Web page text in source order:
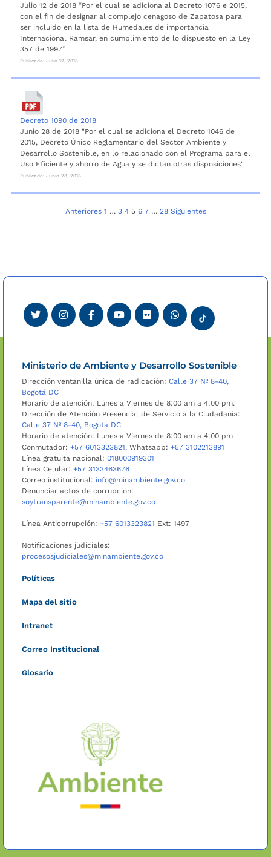
Julio 12 de 2018 “Por el cual se adiciona al Decreto 1076 e 2015,
con el fin de designar al complejo cenagoso de Zapatosa para
ser incluido en la lista de Humedales de importancia
Internacional Ramsar, en cumplimiento de lo dispuesto en la Ley
357 de 1997”
Publicado: Julio 12, 2018
Decreto 1090 de 2018
Junio 28 de 2018 "Por el cual se adiciona el Decreto 1046 de
2015, Decreto Único Reglamentario del Sector Ambiente y
Desarrollo Sostenible, en lo relacionado con el Programa para el
Uso Eficiente y ahorro de Agua y se dictan otras disposiciones"
Publicado: Junio 28, 2018
NavegaciónAnteriores 1 … 3 4 5 6 7 … 28 Siguientes
Ministerio de Ambiente y Desarrollo Sostenible
Dirección ventanilla única de radicación: Calle 37 Nº 8-40,
Bogotá DC
Horario de atención: Lunes a Viernes de 8:00 am a 4:00 pm.
Dirección de Atención Presencial de Servicio a la Ciudadanía:
Calle 37 Nº 8-40, Bogotá DC
Horario de atención: Lunes a Viernes de 8:00 am a 4:00 pm
Conmutador: +57 6013323821, Whatsapp: +57 3102213891
Línea gratuita nacional: 018000919301
Línea Celular: +57 3133463676
Correo institucional: info@minambiente.gov.co
Denunciar actos de corrupción:
soytransparente@minambiente.gov.co
Línea Anticorrupción: +57 6013323821 Ext: 1497
Notificaciones judiciales:
procesosjudiciales@minambiente.gov.co
Políticas
Mapa del sitio
Intranet
Correo Institucional
Glosario